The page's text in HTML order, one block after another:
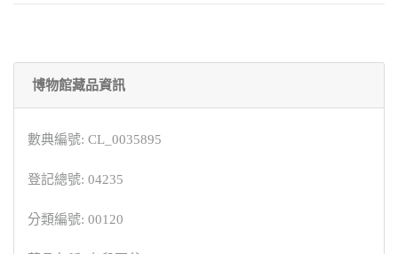
博物館藏品資訊
數典編號: CL_0035895
登記總號: 04235
分類編號: 00120